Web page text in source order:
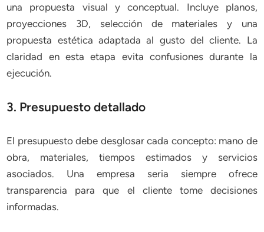
una propuesta visual y conceptual. Incluye planos,
proyecciones 3D, selección de materiales y una
propuesta estética adaptada al gusto del cliente. La
claridad en esta etapa evita confusiones durante la
ejecución.
3. Presupuesto detallado
El presupuesto debe desglosar cada concepto: mano de
obra, materiales, tiempos estimados y servicios
asociados. Una empresa seria siempre ofrece
transparencia para que el cliente tome decisiones
informadas.